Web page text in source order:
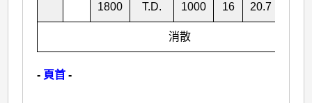
1800 T.D. 1000 16 20.7
消散
- 頁首 -